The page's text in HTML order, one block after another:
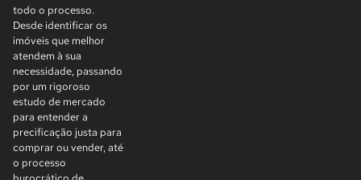
todo o processo.
Desde identificar os
imóveis que melhor
atendem à sua
necessidade, passando
por um rigoroso
estudo de mercado
para entender a
precificação justa para
comprar ou vender, até
o processo